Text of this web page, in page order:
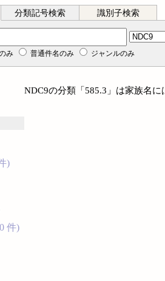
分類記号検索 識別子検索
み 普通件名のみ ジャンルのみ
)
件)
NDC9の分類「585.3」は家族名